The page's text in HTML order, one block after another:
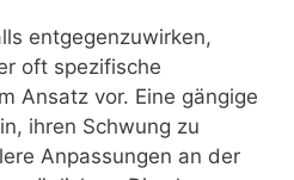
entgegenzuwirken,
oft spezifische
Ansatz vor. Eine gängige
ihren Schwung zu
Anpassungen an der